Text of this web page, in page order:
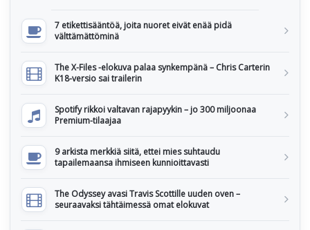
7 etikettisääntöä, joita nuoret eivät enää pidä
välttämättöminä
The X-Files -elokuva palaa synkempänä – Chris Carterin
K18-versio sai trailerin
Spotify rikkoi valtavan rajapyykin – jo 300 miljoonaa
Premium-tilaajaa
9 arkista merkkiä siitä, ettei mies suhtaudu
tapailemaansa ihmiseen kunnioittavasti
The Odyssey avasi Travis Scottille uuden oven –
seuraavaksi tähtäimessä omat elokuvat